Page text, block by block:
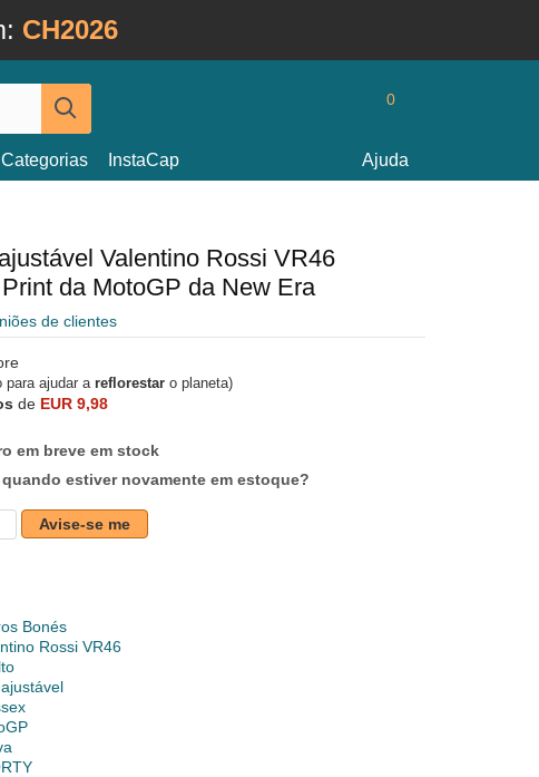
CH2026
0
Categorias InstaCap Ajuda
Valentino Rossi VR46
da MotoGP da New Era
de clientes
para ajudar a reflorestar o planeta)
de EUR 9,98
em breve em stock
estiver novamente em estoque?
Avise-se me
Bonés
Rossi VR46